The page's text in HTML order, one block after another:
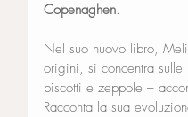
Copenaghen.
Nel suo nuovo libro,
origini, si concentra
biscotti e zeppole –
Racconta la sua